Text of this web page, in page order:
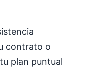
contrato o
plan puntual